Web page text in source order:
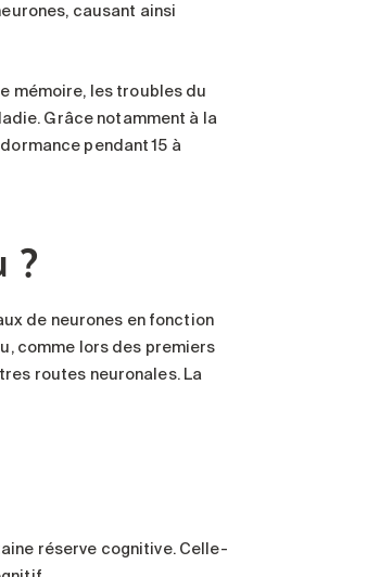
causant ainsi
mémoire, les troubles du
Grâce notamment à la
pendant 15 à
?
de neurones en fonction
comme lors des premiers
routes neuronales. La
réserve cognitive. Celle-